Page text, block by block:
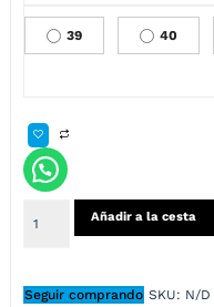
39 40
Añadir a la cesta
Seguir comprando SKU: N/D